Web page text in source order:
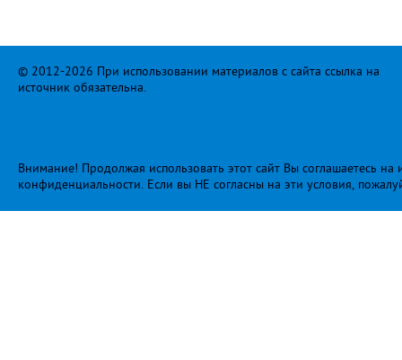
© 2012-2026 При использовании материалов с сайта ссылка на
источник обязательна.
Внимание! Продолжая использовать этот сайт Вы соглашаетесь
конфиденциальности. Если вы НЕ согласны на эти условия,